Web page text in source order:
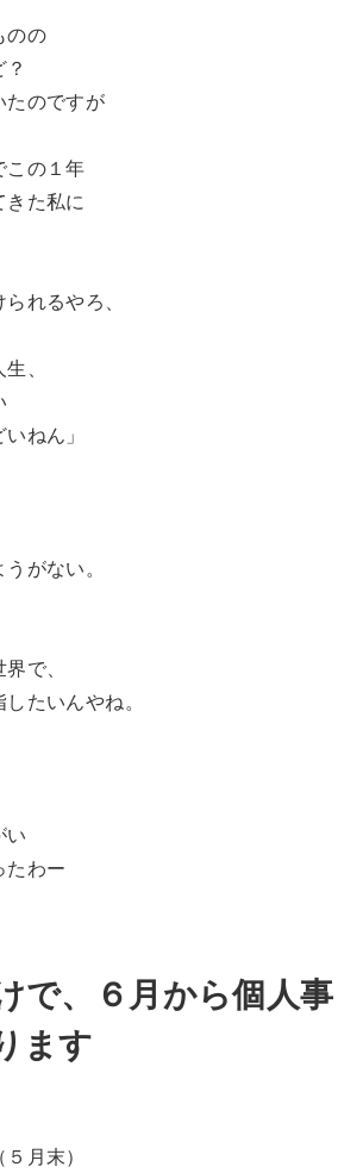
のの
たのですが
この１年
た私に
れるやろ、
、
ねん」
がない。
で、
たいんやね。
い
たわー
で、６月から個人事
ます
月末）